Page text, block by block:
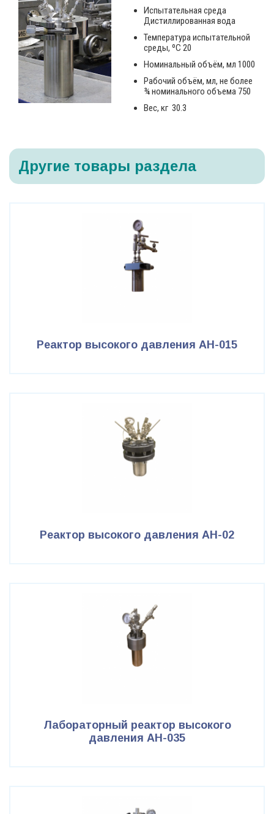
Испытательная среда
Дистиллированная вода
Температура испытательной
среды, ºС 20
Номинальный объём, мл 1000
Рабочий объём, мл, не более
¾ номинального объема 750
Вес, кг 30.3
Другие товары раздела
Реактор высокого давления АН-015
Реактор высокого давления АН-02
Лабораторный реактор высокого
давления АН-035